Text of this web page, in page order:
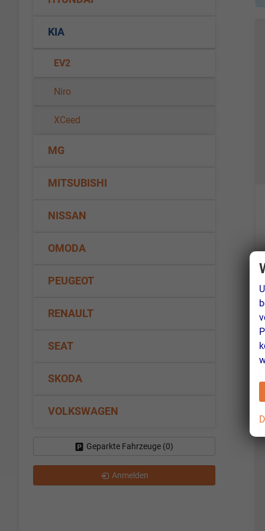
KIA
EV2
Niro
XCeed
MG
MITSUBISHI
NISSAN
OMODA
PEUGEOT
RENAULT
SEAT
SKODA
VOLKSWAGEN
Geparkte Fahrzeuge (0)
Anmelden